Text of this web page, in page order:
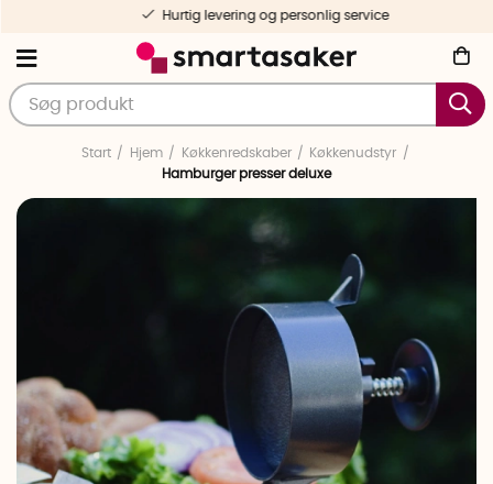
Hurtig levering og personlig service
Start Hjem Køkkenredskaber
Køkkenudstyr
Hamburger presser deluxe